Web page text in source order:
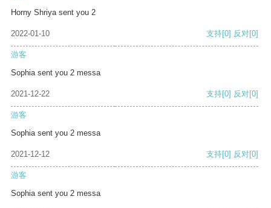
Horny Shriya sent you 2
2022-01-10 支持[0] 反对[0]
游客
Sophia sent you 2 messa
2021-12-22 支持[0] 反对[0]
游客
Sophia sent you 2 messa
2021-12-12 支持[0] 反对[0]
游客
Sophia sent you 2 messa